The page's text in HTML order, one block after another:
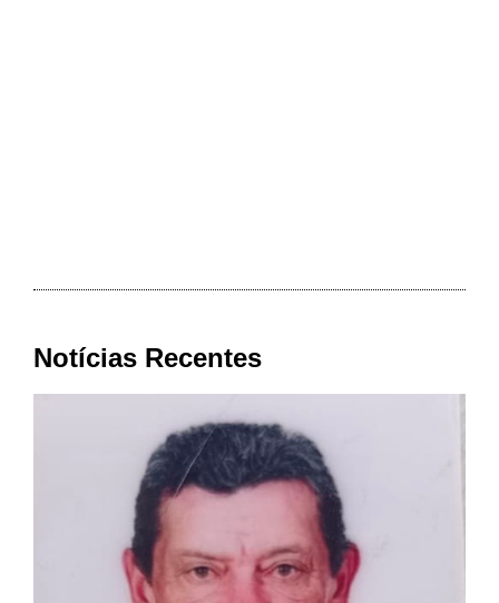
Notícias Recentes